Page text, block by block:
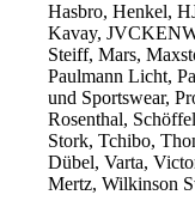
Hasbro, Henkel,
Kavay,
Steiff, Mars,
Paulmann Licht,
und Sportswear,
Rosenthal,
Stork, Tchibo,
Dübel, Varta,
Mertz, Wilkinson